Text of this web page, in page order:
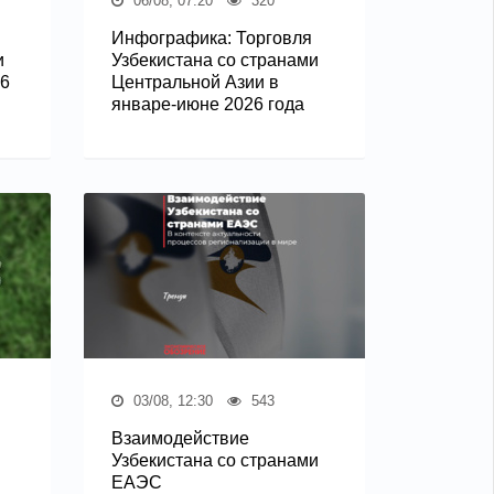
Инфографика: Торговля
Узбекистана со странами
Центральной Азии в
январе-июне 2026 года
03/08, 12:30 543
Взаимодействие
Узбекистана со странами
ЕАЭС